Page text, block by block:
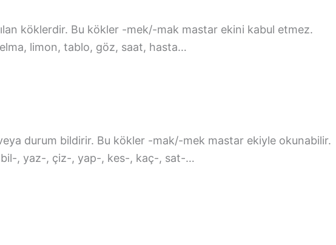
köklerdir. Bu kökler -mek/-mak mastar ekini kabul etmez.
limon, tablo, göz, saat, hasta…
durum bildirir. Bu kökler -mak/-mek mastar ekiyle okunabilir.
, yaz-, çiz-, yap-, kes-, kaç-, sat-…